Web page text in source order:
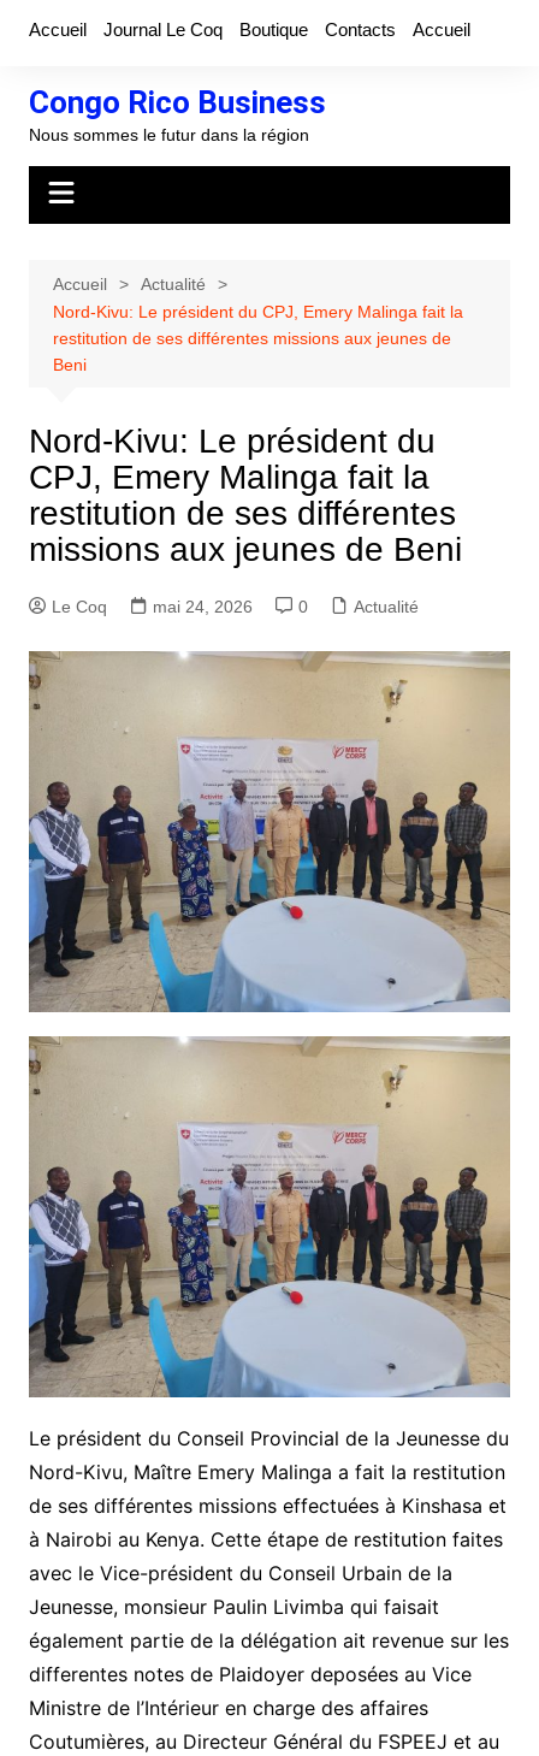
Accueil Journal Le Coq Boutique Contacts Accueil
Congo Rico Business
Nous sommes le futur dans la région
Accueil
Actualité
Nord-Kivu: Le président du CPJ, Emery Malinga fait la
restitution de ses différentes missions aux jeunes de
Beni
Nord-Kivu: Le président du
CPJ, Emery Malinga fait la
restitution de ses différentes
missions aux jeunes de Beni
Le Coq mai 24, 2026 0 Actualité
Le président du Conseil Provincial de la Jeunesse du
Nord-Kivu, Maître Emery Malinga a fait la restitution
de ses différentes missions effectuées à Kinshasa et
à Nairobi au Kenya. Cette étape de restitution faites
avec le Vice-président du Conseil Urbain de la
Jeunesse, monsieur Paulin Livimba qui faisait
également partie de la délégation ait revenue sur les
differentes notes de Plaidoyer deposées au Vice
Ministre de l’Intérieur en charge des affaires
Coutumières, au Directeur Général du FSPEEJ et au